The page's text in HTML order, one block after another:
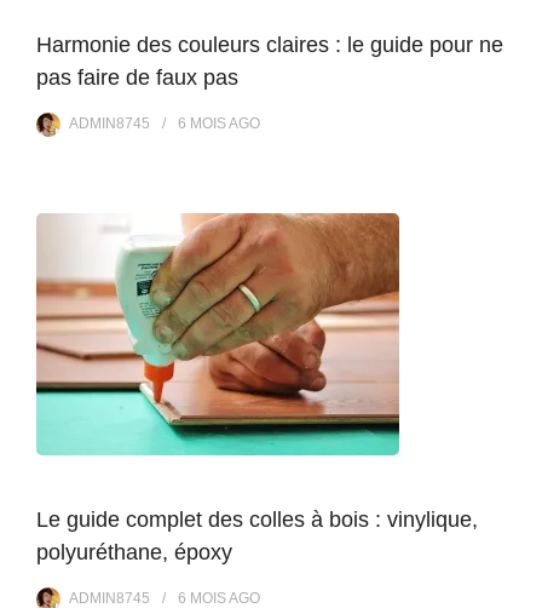
Harmonie des couleurs claires : le guide pour ne
pas faire de faux pas
ADMIN8745 6 MOISAGO
Le guide complet des colles à bois : vinylique,
polyuréthane, époxy
ADMIN8745 6 MOISAGO